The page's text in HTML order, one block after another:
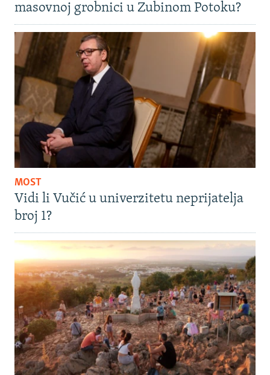
masovnoj grobnici u Zubinom Potoku?
MOST
Vidi li Vučić u univerzitetu neprijatelja
broj 1?